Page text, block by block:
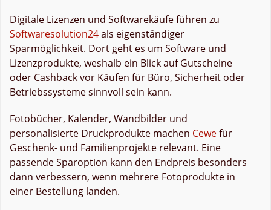
Digitale Lizenzen und Softwarekäufe führen zu
Softwaresolution24als eigenständiger
Sparmöglichkeit. Dort geht es um Software und
Lizenzprodukte, weshalb ein Blick auf Gutscheine
oder Cashback vor Käufen für Büro, Sicherheit oder
Betriebssysteme sinnvoll sein kann.
Fotobücher, Kalender, Wandbilder und
personalisierte Druckprodukte machen Cewefür
Geschenk- und Familienprojekte relevant. Eine
passende Sparoption kann den Endpreis besonders
dann verbessern, wenn mehrere Fotoprodukte in
einer Bestellung landen.